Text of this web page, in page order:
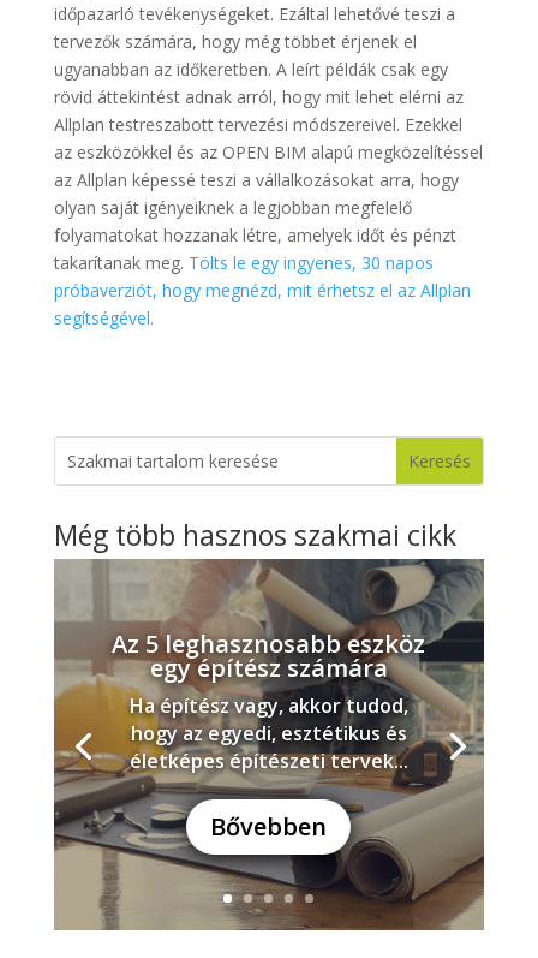
időpazarló tevékenységeket. Ezáltal lehetővé teszi a
tervezők számára, hogy még többet érjenek el
ugyanabban az időkeretben. A leírt példák csak egy
rövid áttekintést adnak arról, hogy mit lehet elérni az
Allplan testreszabott tervezési módszereivel. Ezekkel
az eszközökkel és az OPEN BIM alapú megközelítéssel
az Allplan képessé teszi a vállalkozásokat arra, hogy
olyan saját igényeiknek a legjobban megfelelő
folyamatokat hozzanak létre, amelyek időt és pénzt
takarítanak meg. Tölts le egy ingyenes, 30 napos
próbaverziót, hogy megnézd, mit érhetsz el az Allplan
segítségével.
Még több hasznos szakmai cikk
Az 5 leghasznosabb eszköz
egy építész számára
Ha építész vagy, akkor tudod,
hogy az egyedi, esztétikus és
életképes építészeti tervek...
Bővebben